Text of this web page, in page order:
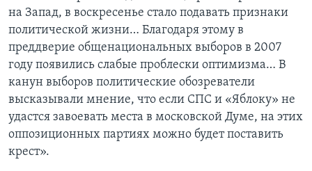
на Запад, в воскресенье стало подавать признаки
политической жизни… Благодаря этому в
преддверие общенациональных выборов в 2007
году появились слабые проблески оптимизма… В
канун выборов политические обозреватели
высказывали мнение, что если СПС и «Яблоку» не
удастся завоевать места в московской Думе, на этих
оппозиционных партиях можно будет поставить
крест».